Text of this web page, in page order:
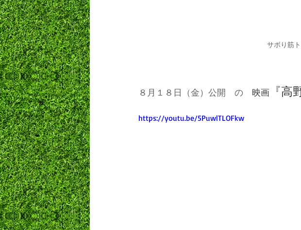
サボり筋
８月１８日（金）公開　の 映画 『高
https://youtu.be/5PuwlTLOFkw